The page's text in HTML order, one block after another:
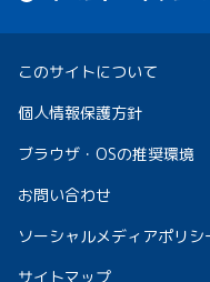
このサイトについて
個人情報保護方針
ブラウザ・OSの推奨環境
お問い合わせ
ソーシャルメディアポリシ
サイトマップ